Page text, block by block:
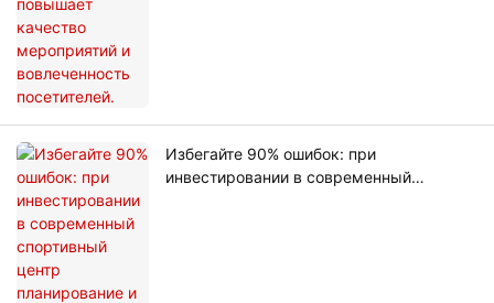
Избегайте 90% ошибок: при
инвестировании в современный